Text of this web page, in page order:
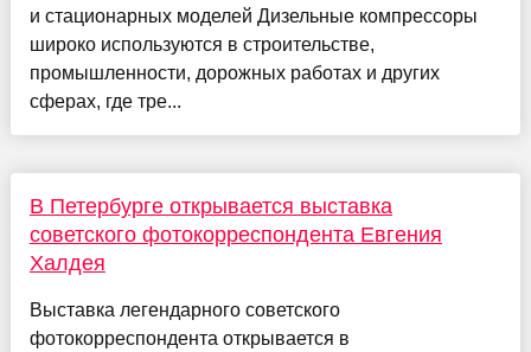
и стационарных моделей Дизельные компрессоры
широко используются в строительстве,
промышленности, дорожных работах и других
сферах, где тре...
В Петербурге открывается выставка
советского фотокорреспондента Евгения
Халдея
Выставка легендарного советского
фотокорреспондента открывается в